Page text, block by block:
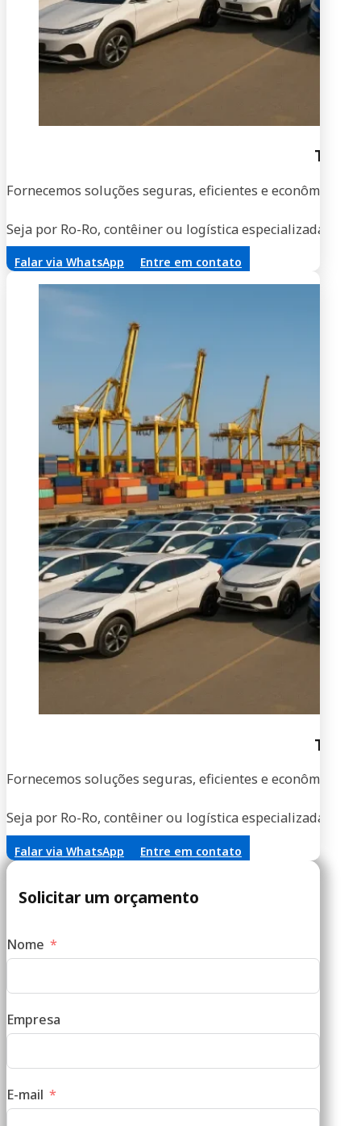
Fornecemos soluções seguras, eficientes e econômicas
Seja por Ro-Ro, contêiner ou logística especializada,
Falar via WhatsApp Entre em contato
Fornecemos soluções seguras, eficientes e econômicas
Seja por Ro-Ro, contêiner ou logística especializada,
Falar via WhatsApp Entre em contato
Solicitar um orçamento
Nome
Empresa
E-mail